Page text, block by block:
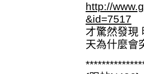
http://
&id=7517
才驚然發現
天為什麼會